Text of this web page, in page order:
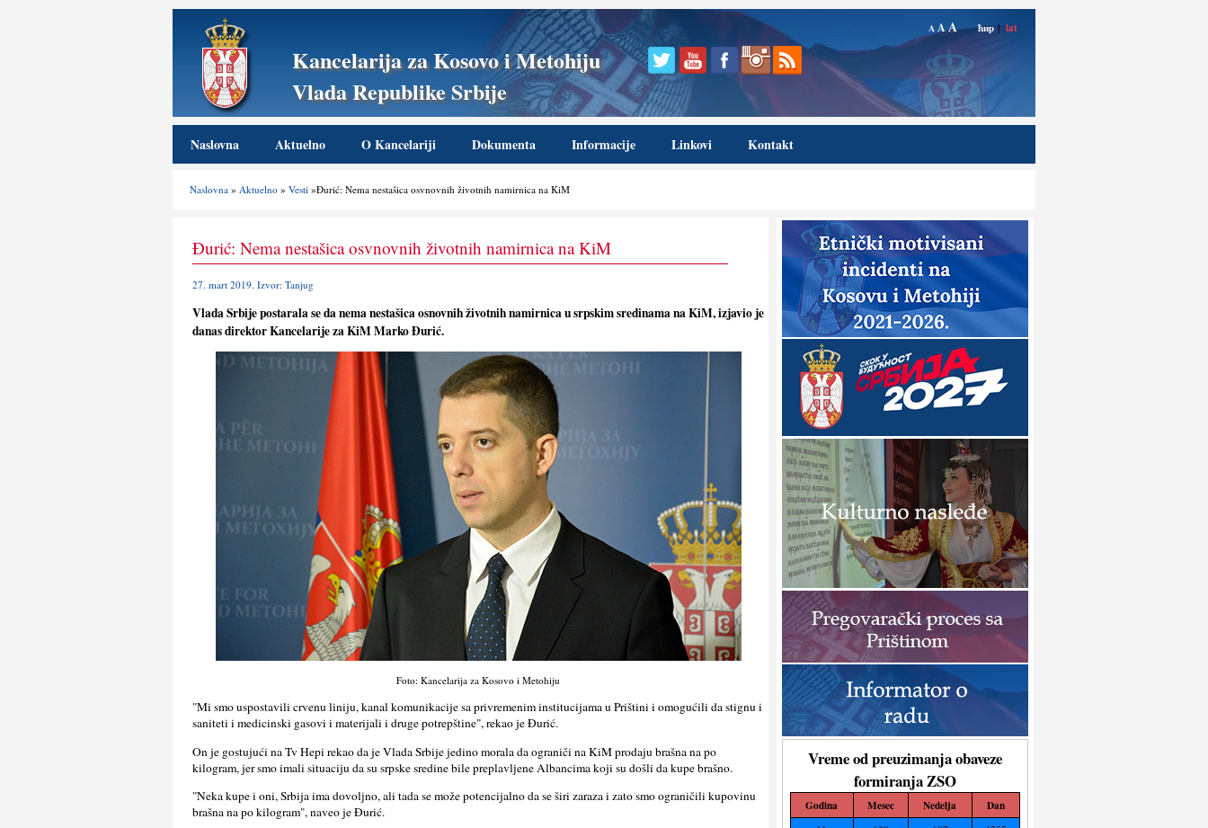
Kancelarija za Kosovo i Metohiju
Vlada Republike Srbije
A AA ћир | lat
Naslovna Aktuelno O Kancelariji Dokumenta Informacije Linkovi Kontakt
Naslovna »Aktuelno »Vesti »Đurić: Nema nestašica osvnovnih životnih namirnica na KiM
Vreme od preuzimanja obaveze
formiranja ZSO
Godina Mesec Nedelja Dan
Đurić: Nema nestašica osvnovnih životnih namirnica na KiM
27. mart 2019. Izvor: Tanjug
Vlada Srbije postarala se da nema nestašica osnovnih životnih namirnica u srpskim sredinama na KiM, izjavio je
danas direktor Kancelarije za KiM Marko Đurić.
Foto: Kancelarija za Kosovo i Metohiju
"Mi smo uspostavili crvenu liniju, kanal komunikacije sa privremenim institucijama u Prištini i omogućili da stignu i
saniteti i medicinski gasovi i materijali i druge potrepštine", rekao je Đurić.
On je gostujući na Tv Hepi rekao da je Vlada Srbije jedino morala da ograniči na KiM prodaju brašna na po
kilogram, jer smo imali situaciju da su srpske sredine bile preplavlјene Albancima koji su došli da kupe brašno.
"Neka kupe i oni, Srbija ima dovolјno, ali tada se može potencijalno da se širi zaraza i zato smo ograničili kupovinu
brašna na po kilogram", naveo je Đurić.